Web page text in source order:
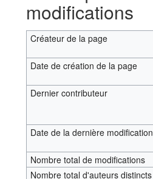
modifications
Créateur de la page
Date de création de la page
Dernier contributeur
Date de la dernière modification
Nombre total de modifications
Nombre total d'auteurs distincts